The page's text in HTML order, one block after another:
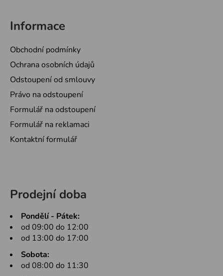
Informace
Obchodní podmínky
Ochrana osobních údajů
Odstoupení od smlouvy
Právo na odstoupení
Formulář na odstoupení
Formulář na reklamaci
Kontaktní formulář
Prodejní doba
Pondělí - Pátek:
od 09:00 do 12:00
od 13:00 do 17:00
Sobota:
od 08:00 do 11:30